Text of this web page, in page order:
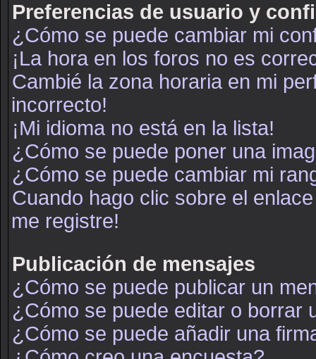
Preferencias de usuario y
¿Cómo se puede cambiar mi
¡La hora en los foros no es
Cambié la zona horaria en mi
incorrecto!
¡Mi idioma no está en la lista!
¿Cómo se puede poner una
¿Cómo se puede cambiar mi
Cuando hago clic sobre el
me registre!
Publicación de mensajes
¿Cómo se puede publicar un
¿Cómo se puede editar o borrar
¿Cómo se puede añadir una